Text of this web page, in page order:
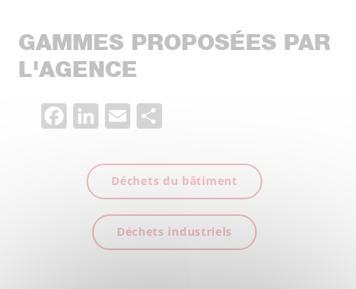
GAMMES PROPOSÉES PAR
L'AGENCE
Facebook
LinkedIn
Email
Déchets du bâtiment
Déchets industriels